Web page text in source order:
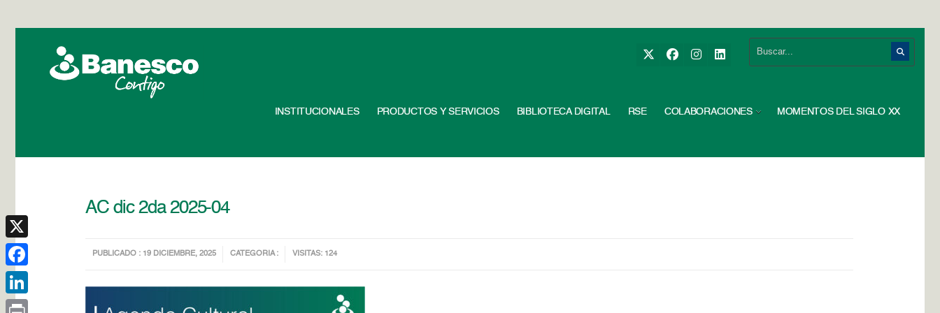
INSTITUCIONALES PRODUCTOS Y SERVICIOS BIBLIOTECA DIGITAL RSE COLABORACIONES MOMENTOS DEL SIGLO XX
AC dic 2da 2025-04
PUBLICADO : 19 DICIEMBRE, 2025 CATEGORIA : VISITAS: 124
X
Facebook
LinkedIn